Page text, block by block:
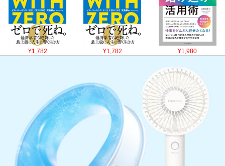
¥1,782 ¥1,782 ¥1,980